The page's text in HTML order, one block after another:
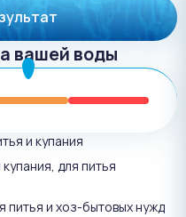
вашей воды
и купания
для питья
питья и хоз-бытовых нужд